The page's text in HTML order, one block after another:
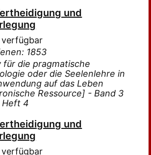
und
verfügbar
1853
für die pragmatische
oder die Seelenlehre in
auf das Leben
Ressource] - Band 3
4
und
verfügbar